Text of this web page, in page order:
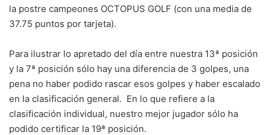
la postre campeones OCTOPUS GOLF (con una media de
37.75 puntos por tarjeta).
Para ilustrar lo apretado del día entre nuestra 13ª posición
y la 7ª posición sólo hay una diferencia de 3 golpes, una
pena no haber podido rascar esos golpes y haber escalado
en la clasificación general. En lo que refiere a la
clasificación individual, nuestro mejor jugador sólo ha
podido certificar la 19ª posición.